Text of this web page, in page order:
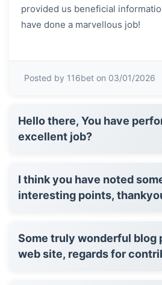
provided us beneficial
have done a marvellous job!
Posted by 116bet on 03/01/2026
Hello there, You have performed an
excellent job?
I think you have noted
interesting points,
Some truly wonderful blog
web site, regards for